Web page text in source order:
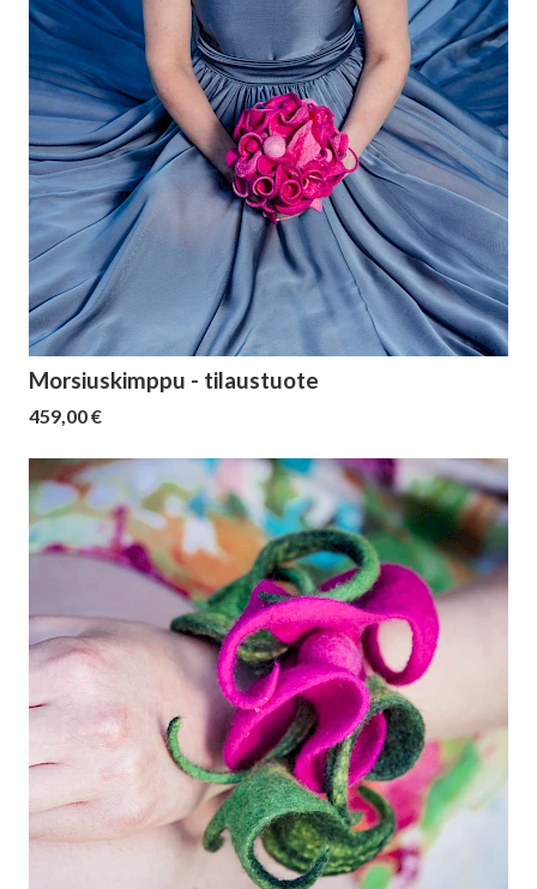
Morsiuskimppu - tilaustuote
459,00 €